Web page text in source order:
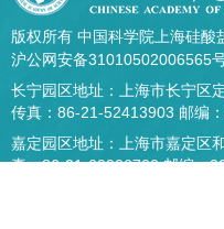
版权所有 中国科学院上海硅酸
沪公网安备31010502006565
长宁园区地址：上海市长宁区
传真：86-21-52413903 邮编
嘉定园区地址：上海市嘉定区
真：86-21-69906700 邮编：